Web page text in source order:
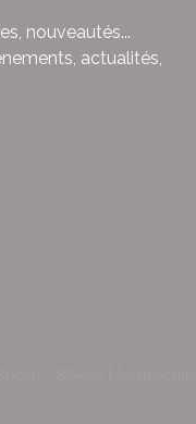
nouveautés...
actualités,